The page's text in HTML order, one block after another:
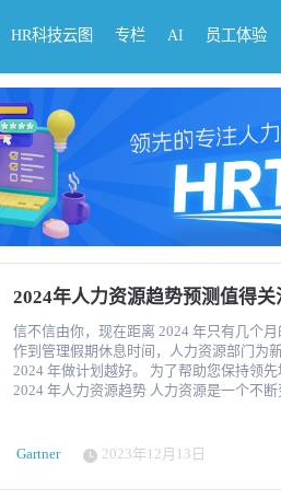
HR科技云图 专栏 AI 员工体验
2024年人力资源趋势预测值得关
信不信由你，现在距离 2024 年只有几个月的时间了。 在年末的混乱中，
作到管理假期休息时间，人力资源部门为
2024 年做计划越好。 为了帮助您保持领先地位，我们收集了 2024 年的人力资源趋势预测。
2024 年人力资源趋势 人力资源是一个不断变化的领域--过去几年的情况表明这一点比以往任
Shield 公司创始人兼首席执行官Jared
展最快、最具革命性的变革之一--2023 年，
Gartner 2023年12月13日